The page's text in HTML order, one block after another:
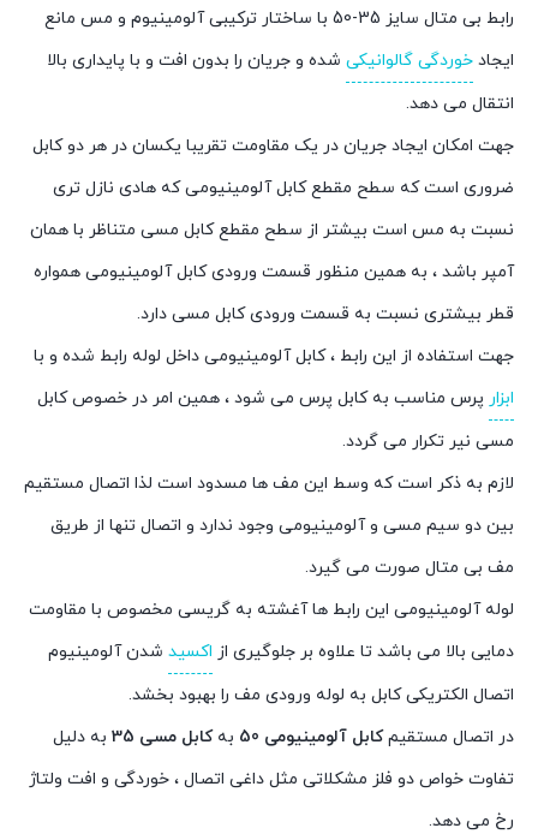
رابط بی متال سایز 35-50 با ساختار ترکیبی آلومینیوم و مس مانع
ایجاد خوردگی گالوانیکی شده و جریان را بدون افت و با پایداری بالا
انتقال می دهد.
جهت امکان ايجاد جريان در يک مقاومت تقريبا يکسان در هر دو کابل
ضروری است که سطح مقطع کابل آلومينيومی که هادی نازل تری
نسبت به مس است بيشتر از سطح مقطع کابل مسی متناظر با همان
آمپر باشد ، به همین منظور قسمت ورودی کابل آلومينيومی همواره
قطر بيشتری نسبت به قسمت ورودی کابل مسی دارد.
جهت استفاده از اين رابط ، کابل آلومينيومی داخل لوله رابط شده و با
ابزار پرس مناسب به کابل پرس می شود ، همين امر در خصوص کابل
مسی نير تکرار می گردد.
لازم به ذکر است که وسط اين مف ها مسدود است لذا اتصال مستقيم
بين دو سيم مسی و آلومينيومی وجود ندارد و اتصال تنها از طريق
مف بی متال صورت می گيرد.
لوله آلومينيومی اين رابط ها آغشته به گريسی مخصوص با مقاومت
دمايی بالا می باشد تا علاوه بر جلوگيری از اکسيد شدن آلومينيوم
اتصال الکتريکی کابل به لوله ورودی مف را بهبود بخشد.
در اتصال مستقیمکابل آلومینیومی 50 بهکابل مسی 35
به دلیل
تفاوت خواص دو فلز مشکلاتی مثل داغی اتصال ، خوردگی و افت ولتاژ
رخ می دهد.